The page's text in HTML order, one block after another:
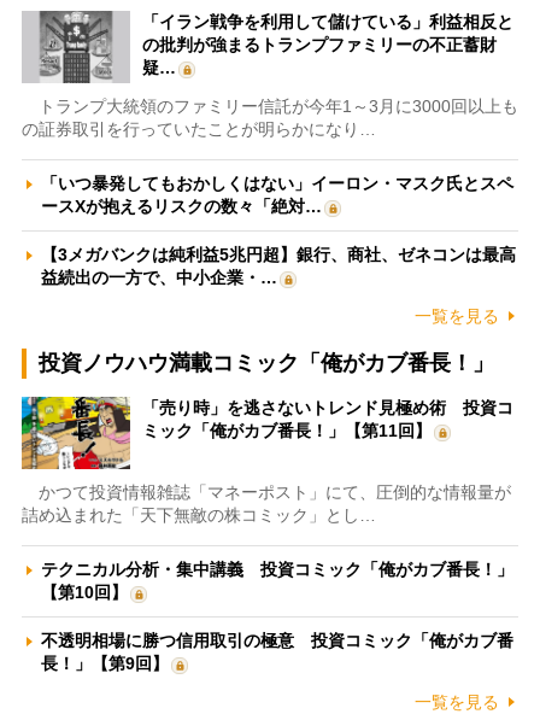
「イラン戦争を利用して儲けている」利益相反と
の批判が強まるトランプファミリーの不正蓄財
疑…
トランプ大統領のファミリー信託が今年1～3月に3000回以上も
の証券取引を行っていたことが明らかになり…
「いつ暴発してもおかしくはない」イーロン・マスク氏とスペ
ースXが抱えるリスクの数々「絶対…
【3メガバンクは純利益5兆円超】銀行、商社、ゼネコンは最高
益続出の一方で、中小企業・…
一覧を見る
投資ノウハウ満載コミック「俺がカブ番長！」
「売り時」を逃さないトレンド見極め術 投資コ
ミック「俺がカブ番長！」【第11回】
かつて投資情報雑誌「マネーポスト」にて、圧倒的な情報量が
詰め込まれた「天下無敵の株コミック」とし…
テクニカル分析・集中講義 投資コミック「俺がカブ番長！」
【第10回】
不透明相場に勝つ信用取引の極意 投資コミック「俺がカブ番
長！」【第9回】
一覧を見る